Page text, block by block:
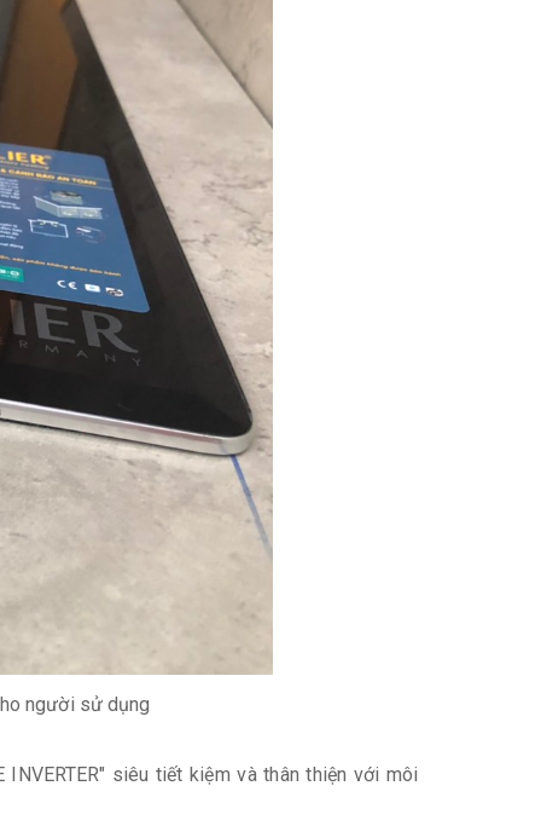
người sử dụng
siêu tiết kiệm và thân thiện với môi